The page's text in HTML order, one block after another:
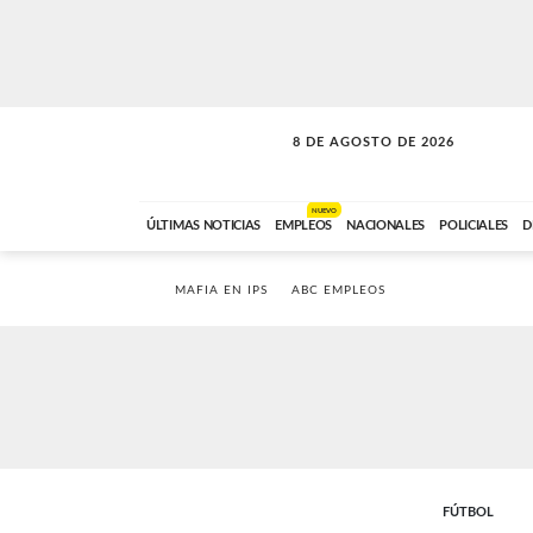
8 DE AGOSTO DE 2026
SOLO MÚSICA
ÚLTIMAS NOTICIAS EMPLEOS
NUEVO
NACIONALES POLICIALES
MAFIA EN IPS ABC EMPLEOS
FÚTBOL